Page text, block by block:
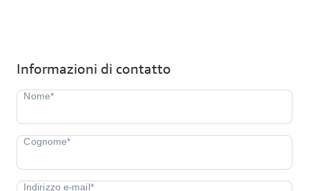
Informazioni di contatto